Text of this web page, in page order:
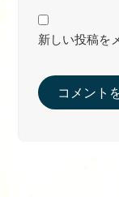
新しい投稿を